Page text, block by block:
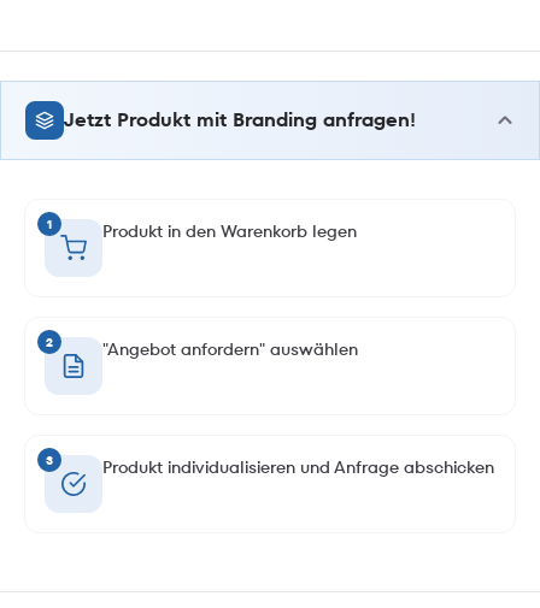
Jetzt Produkt mit Branding anfragen!
1 Produkt in den Warenkorb legen
2 "Angebot anfordern" auswählen
3 Produkt individualisieren und Anfrage abschicken